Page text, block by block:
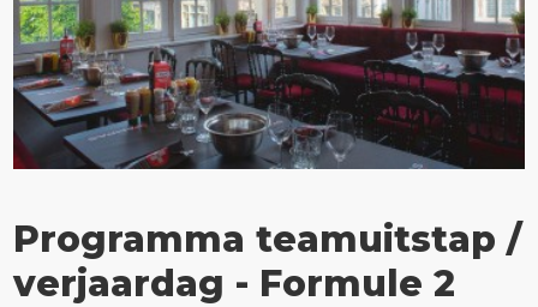
Programma teamuitstap /
verjaardag - Formule 2